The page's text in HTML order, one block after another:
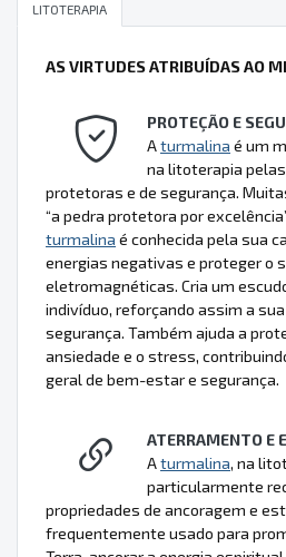
LITOTERAPIA
AS VIRTUDES ATRIBUÍDAS AO
PROTEÇÃO E
Aturmalina é um
na litoterapia
protetoras e de segurança.
“a pedra protetora por
turmalina é conhecida pela sua
energias negativas e proteger o
eletromagnéticas. Cria um
indivíduo, reforçando assim a
segurança. Também ajuda a
ansiedade e o stress,
geral de bem-estar e segurança.
ATERRAMENTO E
Aturmalina, na
particularmente
propriedades de ancoragem e
frequentemente usado para